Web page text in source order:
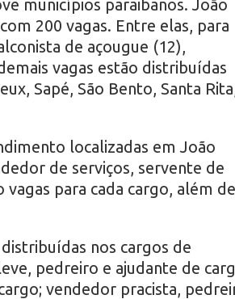
municípios paraibanos. João
200 vagas. Entre elas, para
de açougue (12),
vagas estão distribuídas
Sapé, São Bento, Santa
localizadas em João
de serviços, servente de
para cada cargo, além de
nos cargos de
pedreiro e ajudante de
vendedor pracista,